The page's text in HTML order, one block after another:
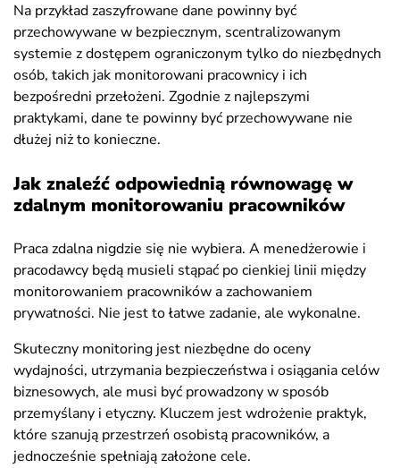
Na przykład zaszyfrowane dane powinny być
przechowywane w bezpiecznym, scentralizowanym
systemie z dostępem ograniczonym tylko do niezbędnych
osób, takich jak monitorowani pracownicy i ich
bezpośredni przełożeni. Zgodnie z najlepszymi
praktykami, dane te powinny być przechowywane nie
dłużej niż to konieczne.
Jak znaleźć odpowiednią równowagę w
zdalnym monitorowaniu pracowników
Praca zdalna nigdzie się nie wybiera. A menedżerowie i
pracodawcy będą musieli stąpać po cienkiej linii między
monitorowaniem pracowników a zachowaniem
prywatności. Nie jest to łatwe zadanie, ale wykonalne.
Skuteczny monitoring jest niezbędne do oceny
wydajności, utrzymania bezpieczeństwa i osiągania celów
biznesowych, ale musi być prowadzony w sposób
przemyślany i etyczny. Kluczem jest wdrożenie praktyk,
które szanują przestrzeń osobistą pracowników, a
jednocześnie spełniają założone cele.